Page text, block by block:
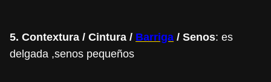
5. Contextura / Cintura / Barriga / Senos: es
delgada ,senos pequeños